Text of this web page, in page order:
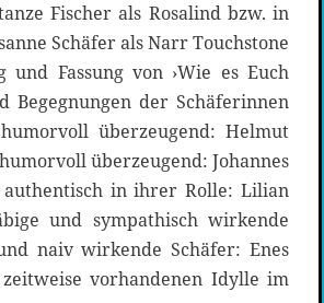
Fischer als Rosalind bzw. in
Schäfer als Narr Touchstone
Fassung von ›Wie es Euch
überzeugend: Helmut
überzeugend: Johannes
in ihrer Rolle: Lilian
und sympathisch wirkende
naiv wirkende Schäfer: Enes
vorhandenen Idylle im